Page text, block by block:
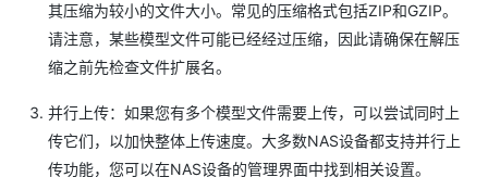
其压缩为较小的文件大小。常见的压缩格式包括ZIP和GZIP。
请注意，某些模型文件可能已经经过压缩，因此请确保在解压
缩之前先检查文件扩展名。
并行上传：如果您有多个模型文件需要上传，可以尝试同时上
传它们，以加快整体上传速度。大多数NAS设备都支持并行上
传功能，您可以在NAS设备的管理界面中找到相关设置。